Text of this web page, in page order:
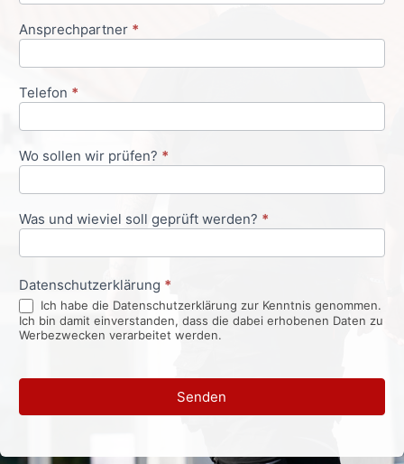
Ansprechpartner *
Telefon *
Wo sollen wir prüfen? *
Was und wieviel soll geprüft werden? *
Datenschutzerklärung *
Ich habe die Datenschutzerklärung zur Kenntnis genommen.
Ich bin damit einverstanden, dass die dabei erhobenen Daten zu
Werbezwecken verarbeitet werden.
Senden